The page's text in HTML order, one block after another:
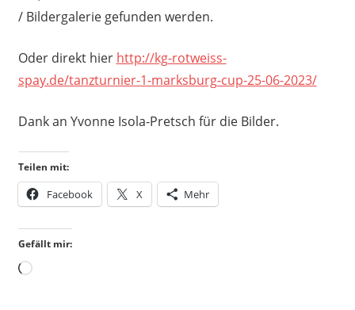
/ Bildergalerie gefunden werden.
Oder direkt hier http://kg-rotweiss-
spay.de/tanzturnier-1-marksburg-cup-25-06-2023/
Dank an Yvonne Isola-Pretsch für die Bilder.
Teilen mit:
Facebook X Mehr
Gefällt mir:
Wird